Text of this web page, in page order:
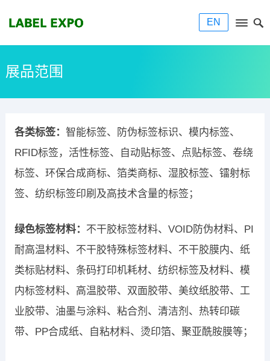
EN
展品范围
各类标签： 智能标签、防伪标签标识、模内标签、
RFID标签，活性标签、自动贴标签、点贴标签、卷绕
标签、环保合成商标、箔类商标、湿胶标签、镭射标
签、纺织标签印刷及高技术含量的标签；
绿色标签材料： 不干胶标签材料、VOID防伪材料、PI
耐高温材料、不干胶特殊标签材料、不干胶膜内、纸
类标贴材料、条码打印机耗材、纺织标签及材料、模
内标签材料、高温胶带、双面胶带、美纹纸胶带、工
业胶带、油墨与涂料、粘合剂、清洁剂、热转印碳
带、PP合成纸、自粘材料、烫印箔、聚亚酰胺膜等；